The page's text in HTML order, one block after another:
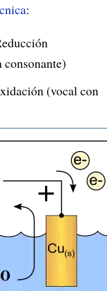
:
educción
consonante)
xidación (vocal con